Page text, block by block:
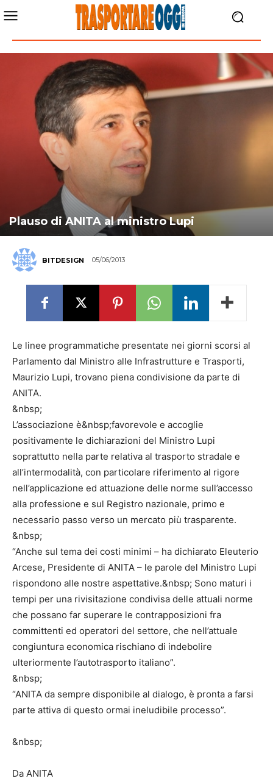
Plauso di ANITA al ministro Lupi
BITDESIGN 05/06/2013
Le linee programmatiche presentate nei giorni scorsi al
Parlamento dal Ministro alle Infrastrutture e Trasporti,
Maurizio Lupi, trovano piena condivisione da parte di
ANITA.
&nbsp;
L’associazione è&nbsp;favorevole e accoglie
positivamente le dichiarazioni del Ministro Lupi
soprattutto nella parte relativa al trasporto stradale e
all’intermodalità, con particolare riferimento al rigore
nell’applicazione ed attuazione delle norme sull’accesso
alla professione e sul Registro nazionale, primo e
necessario passo verso un mercato più trasparente.
&nbsp;
“Anche sul tema dei costi minimi – ha dichiarato Eleuterio
Arcese, Presidente di ANITA – le parole del Ministro Lupi
rispondono alle nostre aspettative.&nbsp; Sono maturi i
tempi per una rivisitazione condivisa delle attuali norme
che possano far superare le contrapposizioni fra
committenti ed operatori del settore, che nell’attuale
congiuntura economica rischiano di indebolire
ulteriormente l’autotrasporto italiano”.
&nbsp;
“ANITA da sempre disponibile al dialogo, è pronta a farsi
parte attiva di questo ormai ineludibile processo”.
&nbsp;
Da ANITA